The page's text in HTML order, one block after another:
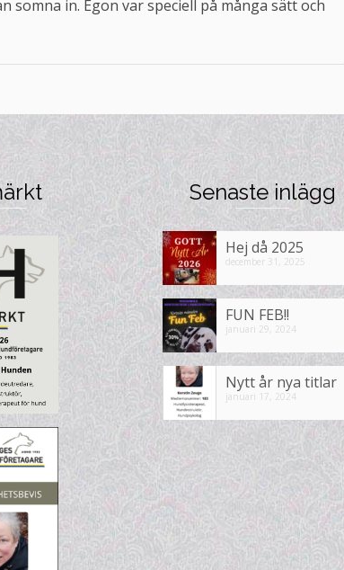
in. Egon var speciell på många sätt och
Senaste inlägg
Hej då 2025
december 31, 2025
FUN FEB!!
januari 29, 2024
Nytt år nya titlar
januari 17, 2024